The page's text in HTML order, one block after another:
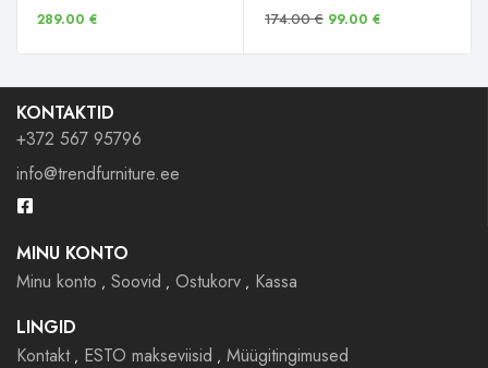
289.00 € 174.00€ 99.00 €
KONTAKTID
+372 567 95796
info@trendfurniture.ee
MINU KONTO
Minu konto
Soovid Ostukorv
Kassa
LINGID
Kontakt
ESTO makseviisid Müügitingimused